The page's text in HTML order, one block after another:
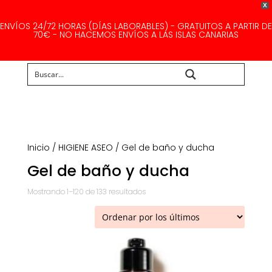
X
ENVÍOS 24/72 HORAS (DÍAS LABORABLES) - GRATUITOS A PARTIR DE
70€ - NO HACEMOS ENVÍOS A LAS ISLAS CANARIAS
Inicio / HIGIENE ASEO / Gel de baño y ducha
Gel de baño y ducha
Mostrando 1–120 de 133 resultadosOrdenado
por
los